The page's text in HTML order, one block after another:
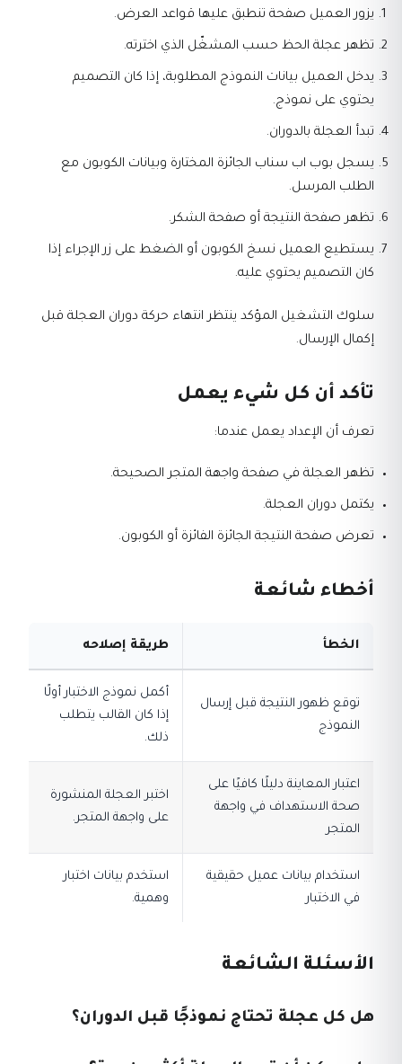
يزور العميل صفحة تنطبق عليها قواعد العرض.
تظهر عجلة الحظ حسب المشغّل الذي اخترته.
يدخل العميل بيانات النموذج المطلوبة، إذا كان التصميم
يحتوي على نموذج.
تبدأ العجلة بالدوران.
يسجل بوب اب سناب الجائزة المختارة وبيانات الكوبون مع
الطلب المرسل.
تظهر صفحة النتيجة أو صفحة الشكر.
يستطيع العميل نسخ الكوبون أو الضغط على زر الإجراء إذا
كان التصميم يحتوي عليه.
سلوك التشغيل المؤكد ينتظر انتهاء حركة دوران العجلة قبل
إكمال الإرسال.
تأكد أن كل شيء يعمل
تعرف أن الإعداد يعمل عندما:
تظهر العجلة في صفحة واجهة المتجر الصحيحة.
يكتمل دوران العجلة.
تعرض صفحة النتيجة الجائزة الفائزة أو الكوبون.
أخطاء شائعة
الخطأ طريقة إصلاحه
توقع ظهور النتيجة قبل إرسال
النموذج
أكمل نموذج الاختبار أولًا
إذا كان القالب يتطلب
ذلك.
اعتبار المعاينة دليلًا كافيًا على
صحة الاستهداف في واجهة
المتجر
اختبر العجلة المنشورة
على واجهة المتجر.
استخدام بيانات عميل حقيقية
في الاختبار
استخدم بيانات اختبار
وهمية.
الأسئلة الشائعة
هل كل عجلة تحتاج نموذجًا قبل الدوران؟